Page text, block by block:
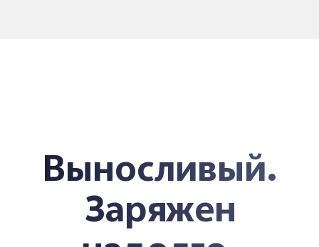
Выносливый.
Заряжен